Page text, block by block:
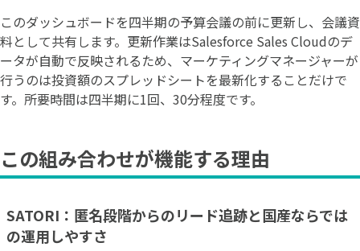
このダッシュボードを四半期の予算会議の前に更新し、会議資
料として共有します。更新作業はSalesforce Sales Cloudのデ
ータが自動で反映されるため、マーケティングマネージャーが
行うのは投資額のスプレッドシートを最新化することだけで
す。所要時間は四半期に1回、30分程度です。
この組み合わせが機能する理由
SATORI：匿名段階からのリード追跡と国産ならでは
の運用しやすさ